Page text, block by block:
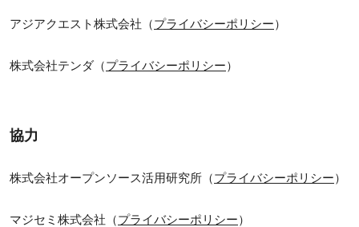
アジアクエスト株式会社（プライバシーポリシー）
株式会社テンダ（プライバシーポリシー）
協力
株式会社オープンソース活用研究所（プライバシーポリシー）
マジセミ株式会社（プライバシーポリシー）